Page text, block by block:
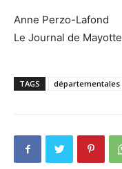
Anne Perzo-Lafond
Le Journal de Mayotte
TAGS départementales